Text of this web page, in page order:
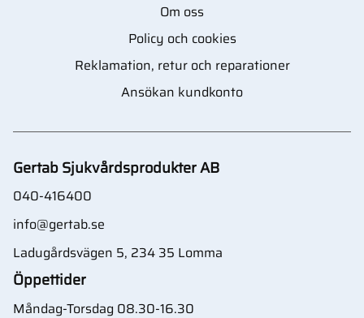
Om oss
Policy och cookies
Reklamation, retur och reparationer
Ansökan kundkonto
Gertab Sjukvårdsprodukter AB
040-416400
info@gertab.se
Ladugårdsvägen 5, 234 35 Lomma
Öppettider
Måndag-Torsdag 08.30-16.30